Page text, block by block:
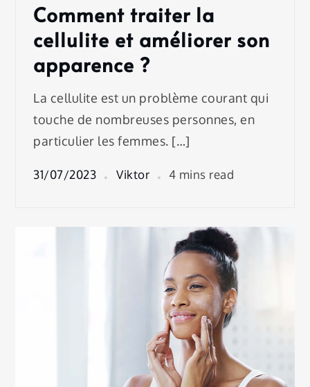
Comment traiter la
cellulite et améliorer son
apparence ?
La cellulite est un problème courant qui
touche de nombreuses personnes, en
particulier les femmes. […]
31/07/2023 Viktor 4 mins read